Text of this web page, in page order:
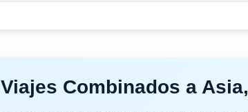
Viajes Combinados a